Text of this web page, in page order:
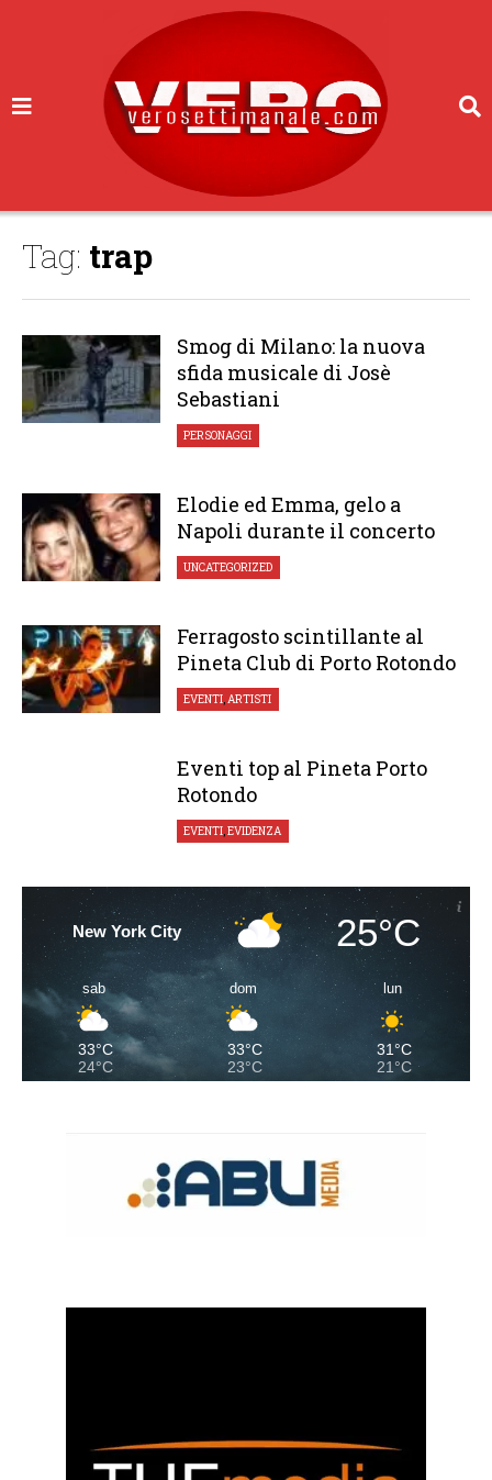
Tag: trap
Smog di Milano: la nuova
sfida musicale di Josè
Sebastiani
PERSONAGGI
Elodie ed Emma, gelo a
Napoli durante il concerto
UNCATEGORIZED
Ferragosto scintillante al
Pineta Club di Porto Rotondo
EVENTI,ARTISTI
Eventi top al Pineta Porto
Rotondo
EVENTI,EVIDENZA
New York City 25°C
sab
33°C
24°C
dom
33°C
23°C
lun
31°C
21°C